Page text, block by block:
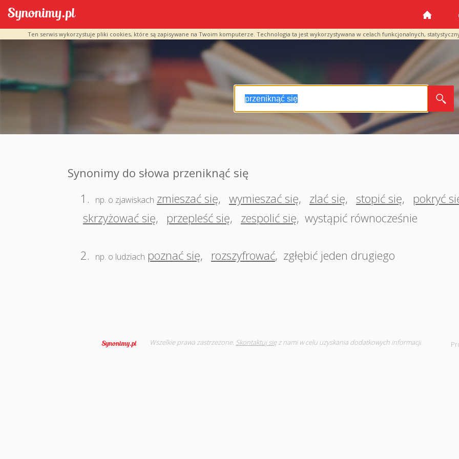
Ten serwis wykorzystuje pliki cookies, które są zapisywane na Twoim komputerze. Technologia ta jest wykorzystywana w celach funkcjonalnych,
Synonimy do słowa przeniknąć się
1.
np. o zjawiskach zmieszać się, wymieszać się, zlać się, stopić się, pokryć
skrzyżować się, przepleść się, zespolić się, wystąpić równocześnie
2. np. o ludziach poznać się, rozszyfrować, zgłębić jeden drugiego
Wszelkie prawa zastrzeżone. Skontaktuj sięz nami w celu uzyskania dodatkowych informacji